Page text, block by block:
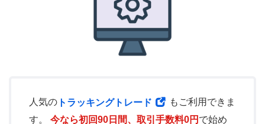
人気の トラッキングトレード
もご利用できま
す。 今なら初回90日間、取引手数料0円 で始め